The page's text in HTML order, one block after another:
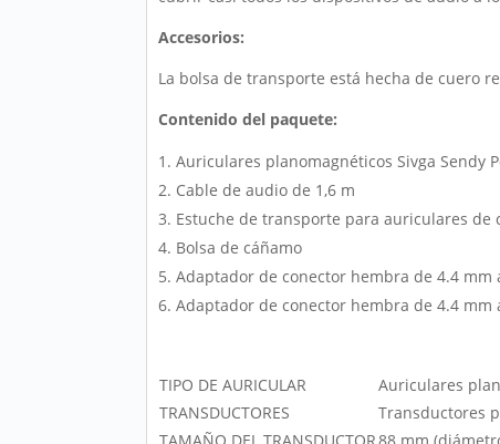
Accesorios:
La bolsa de transporte está hecha de cuero
Contenido del paquete:
Auriculares planomagnéticos Sivga Sendy
Cable de audio de 1,6 m
Estuche de transporte para auriculares de
Bolsa de cáñamo
Adaptador de conector hembra de 4.4 mm
Adaptador de conector hembra de 4.4 mm
TIPO DE AURICULAR
Auriculares
TRANSDUCTORES
Transductores
TAMAÑO DEL TRANSDUCTOR88 mm